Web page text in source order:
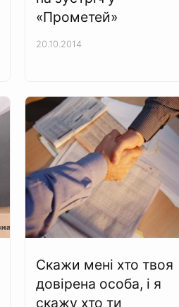
«Прометей»
20.10.2014
Скажи мені хто твоя
довірена особа, і я
скажу хто ти